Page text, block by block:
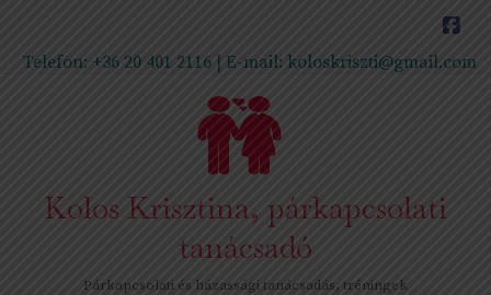
content
Telefon: +36 20 401 2116 | E-mail: koloskriszti@gmail.com
Kolos Krisztina, párkapcsolati
tanácsadó
Párkapcsolati és házassági tanácsadás, tréningek